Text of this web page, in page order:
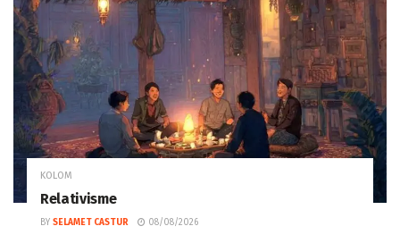
KOLOM
Relativisme
BY SELAMET CASTUR 08/08/2026